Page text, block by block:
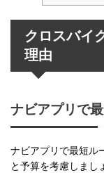
クロスバイ
理由
ナビアプリで
ナビアプリで最短ル
と予算を考慮しまし